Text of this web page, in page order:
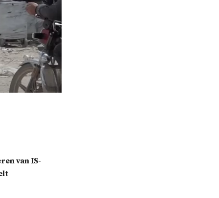
van IS-